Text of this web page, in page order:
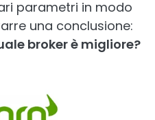
parametri in modo
una conclusione:
broker è migliore?